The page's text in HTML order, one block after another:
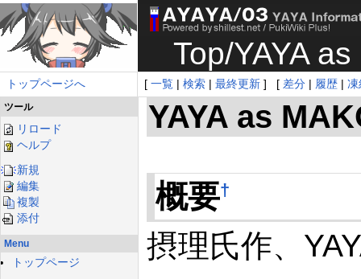
Top/YAYA
トップページへ [ 一覧 | 検索 | 最終更新 ] [ 差分 | 履歴 | 凍
ツール
リロード
ヘルプ
新規
編集
複製
添付
Menu
トップページ
YAYA as
概要†
摂理氏作、